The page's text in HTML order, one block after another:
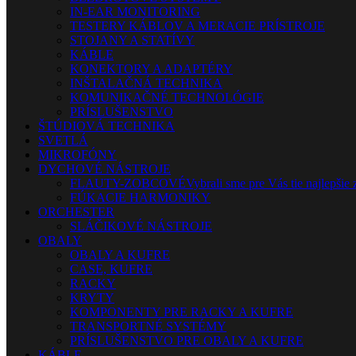
IN-EAR MONITORING
TESTERY KÁBLOV A MERACIE PRÍSTROJE
STOJANY A STATÍVY
KÁBLE
KONEKTORY A ADAPTÉRY
INŠTALAČNÁ TECHNIKA
KOMUNIKAČNÉ TECHNOLÓGIE
PRÍSLUŠENSTVO
ŠTÚDIOVÁ TECHNIKA
SVETLÁ
MIKROFÓNY
DYCHOVÉ NÁSTROJE
FLAUTY-ZOBCOVÉVybrali sme pre Vás tie
FÚKACIE HARMONIKY
ORCHESTER
SLÁČIKOVÉ NÁSTROJE
OBALY
OBALY A KUFRE
CASE, KUFRE
RACKY
KRYTY
KOMPONENTY PRE RACKY A KUFRE
TRANSPORTNÉ SYSTÉMY
PRÍSLUŠENSTVO PRE OBALY A KUFRE